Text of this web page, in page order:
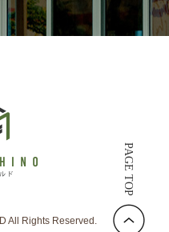
PAGE TOP
All Rights Reserved.